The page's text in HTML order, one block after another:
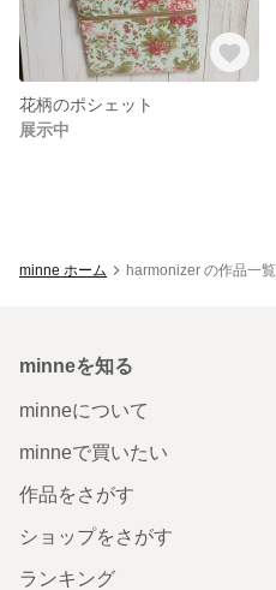
花柄のポシェット
展示中
minne ホーム harmonizer の作品一覧
minneを知る
minneについて
minneで買いたい
作品をさがす
ショップをさがす
ランキング